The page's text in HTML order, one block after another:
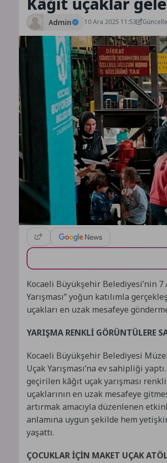
Admin 10 Ara 2025 11:53
Kocaeli Büyükşehir Belediyesi’nin 7
Yarışması” yoğun katılımla
uçakları en uzak mesafeye
YARIŞMA RENKLİ GÖRÜNTÜLERE
Kocaeli Büyükşehir Belediyesi
Uçak Yarışması’na ev sahipliği
geçirilen kâğıt uçak yarışması
uçaklarının en uzak mesafeye
artırmak amacıyla düzenlenen
anlamına uygun şekilde hem
yaşattı.
ÇOCUKLAR İÇİN MAKET UÇAK